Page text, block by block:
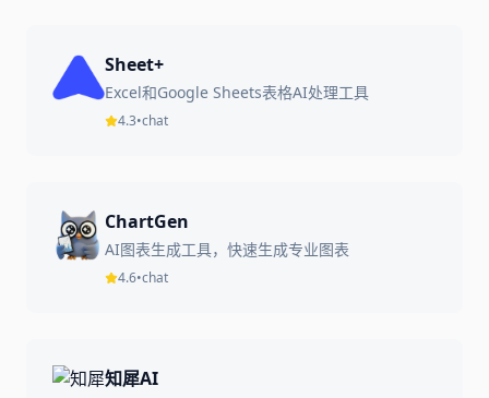
Sheet+
Excel和Google Sheets表格AI处理工具
4.3•chat
ChartGen
AI图表生成工具，快速生成专业图表
4.6•chat
知犀AI